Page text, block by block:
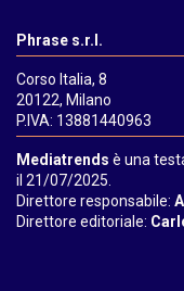
Phrase s.r.l.
Corso Italia, 8
20122, Milano
P.IVA: 13881440963
Mediatrends è una
il 21/07/2025.
Direttore responsabile:
Direttore editoriale: